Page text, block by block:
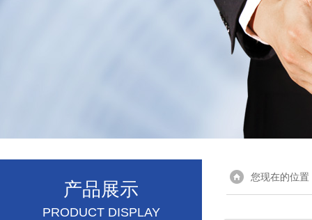
产品展示
PRODUCT DISPLAY
您现在的位置